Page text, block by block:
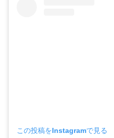
この投稿をInstagramで見る